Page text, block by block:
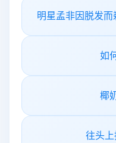
明星孟非因脱发
如
椰
往头